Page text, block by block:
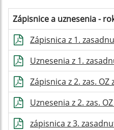
Zápisnice a uznesenia -
Zápisnica z 1.
Uznesenia z 1.
Zápisnica z 2. zas. OZ
Uznesenia z 2. zas.
zápisnica z 3.